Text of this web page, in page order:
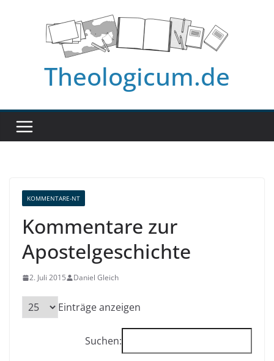
Theologicum.de
KOMMENTARE-NT
Kommentare zur
Apostelgeschichte
2. Juli 2015 Daniel Gleich
Einträge anzeigen
Suchen: